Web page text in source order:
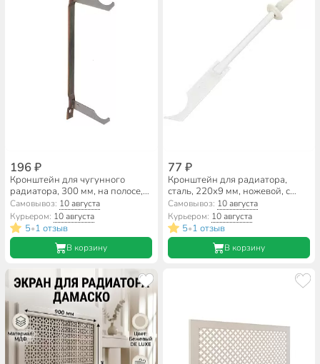
196 ₽
Кронштейн для чугунного
радиатора, 300 мм, на полосе,
СантехКреп, 1.1.1.1
Самовывоз: 10 августа
Курьером: 10 августа
5•1 отзыв
В корзину
77 ₽
Кронштейн для радиатора,
сталь, 220х9 мм, ножевой, с
дюбелем к 6.8, СантехКреп,
1.1.2.4
Самовывоз: 10 августа
Курьером: 10 августа
5•1 отзыв
В корзину